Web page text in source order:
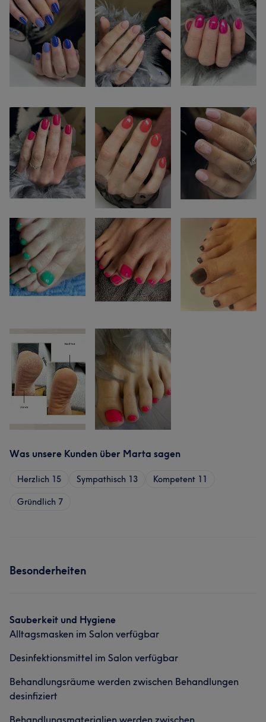
Was unsere Kunden über Marta sagen
Herzlich 15 Sympathisch 13 Kompetent 11
Gründlich 7
Besonderheiten
Sauberkeit und Hygiene
Alltagsmasken im Salon verfügbar
Desinfektionsmittel im Salon verfügbar
Behandlungsräume werden zwischen Behandlungen
desinfiziert
Behandlungsmaterialien werden zwischen